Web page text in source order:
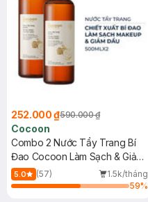
252.000 ₫590.000 ₫
Cocoon
Combo 2 Nước Tẩy Trang Bí
Đao Cocoon Làm Sạch & Giảm
Dầu 500ml
5.0 (57)
1.5k/tháng
59%